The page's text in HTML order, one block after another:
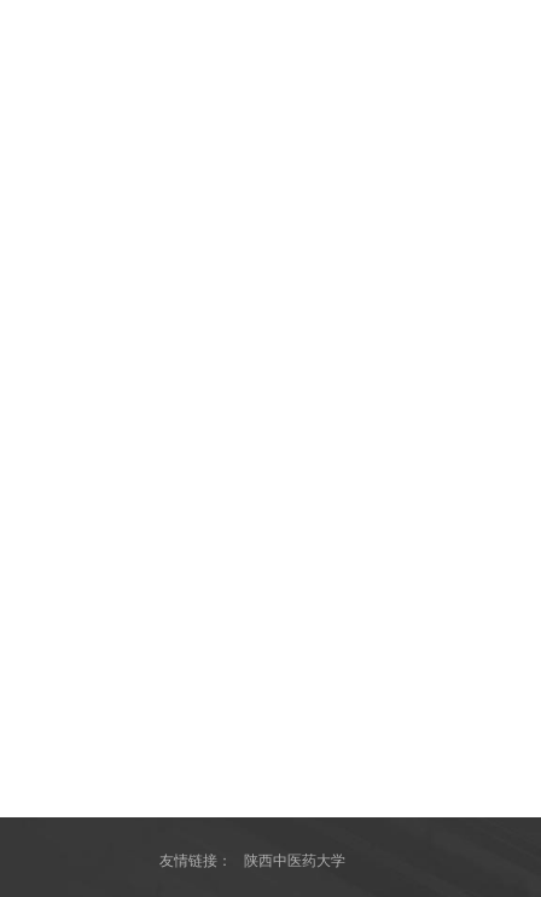
友情链接： 陕西中医药大学